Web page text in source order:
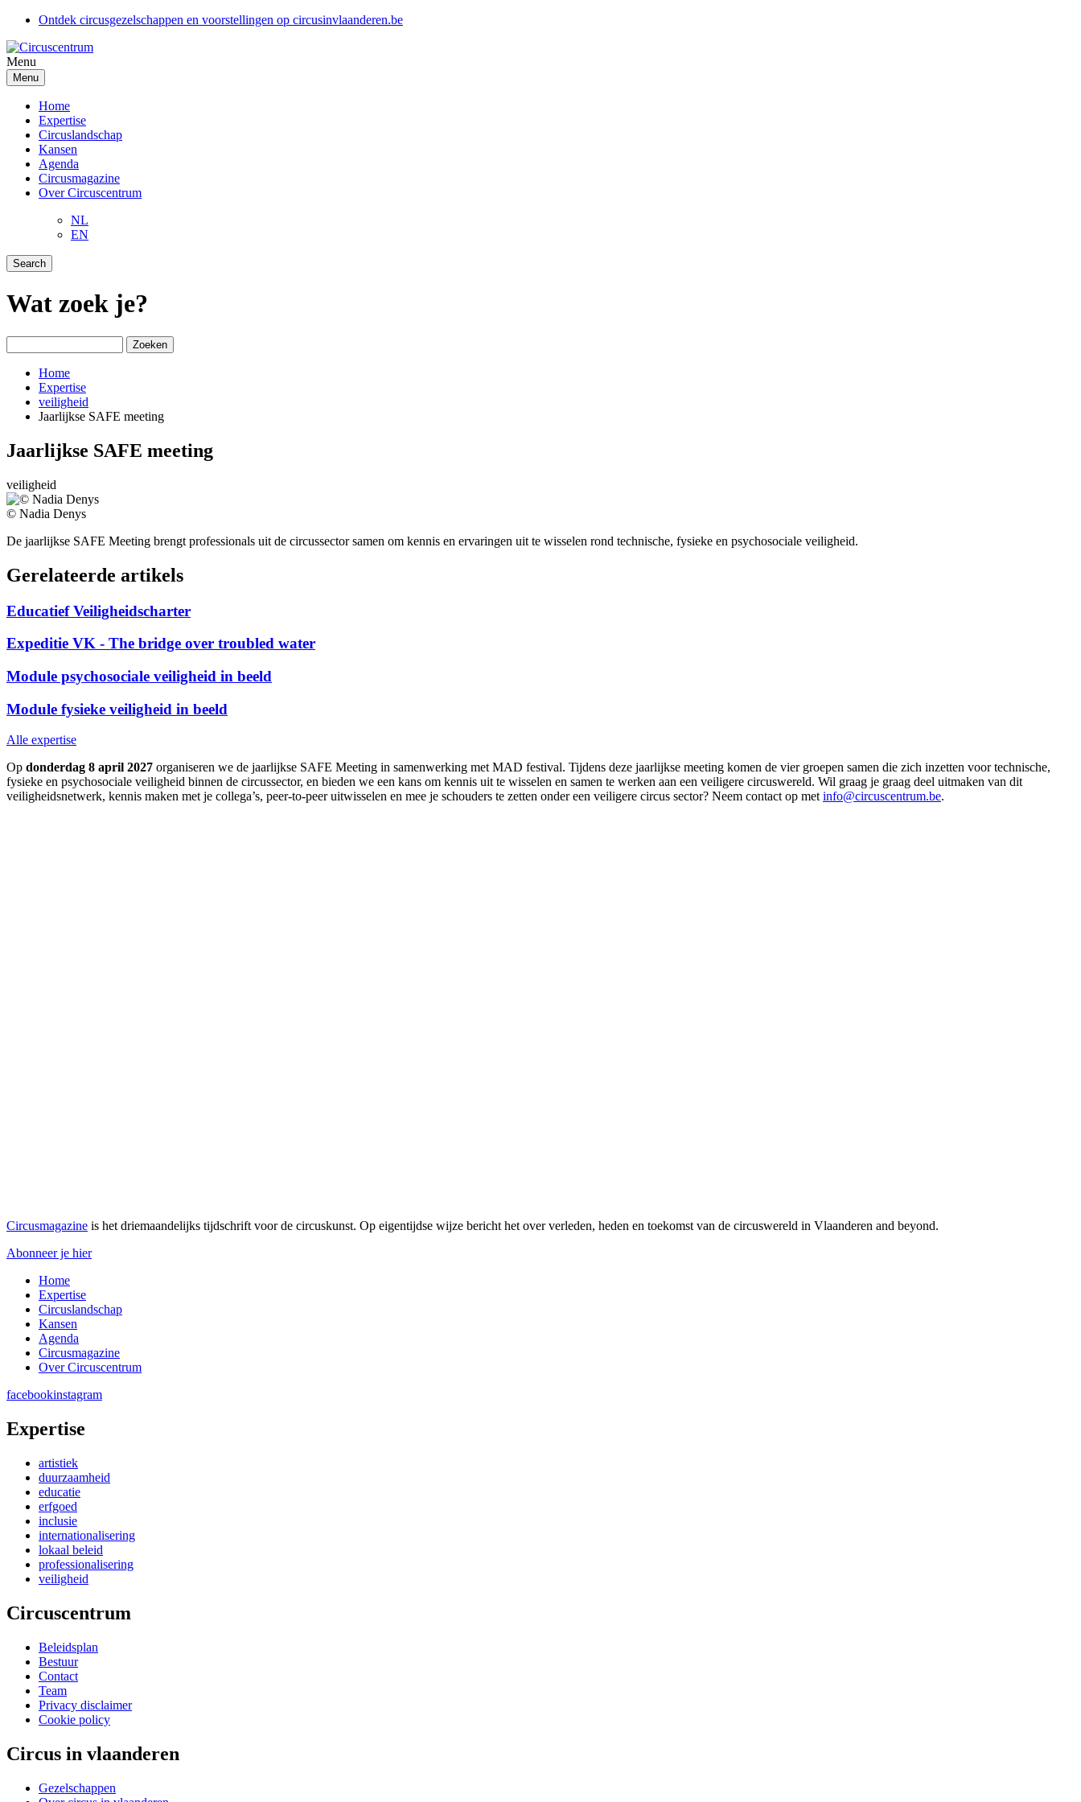
Overslaan
naar
de
inhoud
Top
Ontdek circusgezelschappen en voorstellingen op circusinvlaanderen.be
Menu
Menu
Home
Expertise
Circuslandschap
Kansen
Agenda
Circusmagazine
Over Circuscentrum
NL
EN
Search
Wat zoek je?
Breadcrumb
Home
Expertise
veiligheid
Jaarlijkse SAFE meeting
Jaarlijkse SAFE meeting
veiligheid
© Nadia Denys
De jaarlijkse SAFE Meeting brengt professionals uit de circussector samen om kennis en ervaringen uit te wisselen rond technische, fysieke en psychosociale veiligheid.
Gerelateerde artikels
Educatief Veiligheidscharter
Expeditie VK - The bridge over troubled water
Module psychosociale veiligheid in beeld
Module fysieke veiligheid in beeld
Alle expertise
Op donderdag 8 april 2027 organiseren we de jaarlijkse SAFE Meeting in samenwerking met MAD festival. Tijdens deze jaarlijkse meeting komen de vier groepen samen die zich inzetten voor technische,
fysieke en psychosociale veiligheid binnen de circussector, en bieden we een kans om kennis uit te wisselen en samen te werken aan een veiligere circuswereld. Wil graag je graag deel uitmaken van dit
veiligheidsnetwerk, kennis maken met je collega’s, peer-to-peer uitwisselen en mee je schouders te zetten onder een veiligere circus sector? Neem contact op met info@circuscentrum.be.
Circusmagazine is het driemaandelijks tijdschrift voor de circuskunst. Op eigentijdse wijze bericht het over verleden, heden en toekomst van de circuswereld in Vlaanderen and beyond.
Abonneer je hier
Home
Expertise
Circuslandschap
Kansen
Agenda
Circusmagazine
Over Circuscentrum
facebookinstagram
Expertise
artistiek
duurzaamheid
educatie
erfgoed
inclusie
internationalisering
lokaal beleid
professionalisering
veiligheid
Circuscentrum
Beleidsplan
Bestuur
Contact
Team
Privacy disclaimer
Cookie policy
Circus in vlaanderen
Gezelschappen